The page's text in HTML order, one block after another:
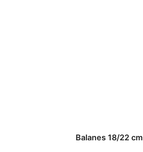
Balanes 18/22 cm